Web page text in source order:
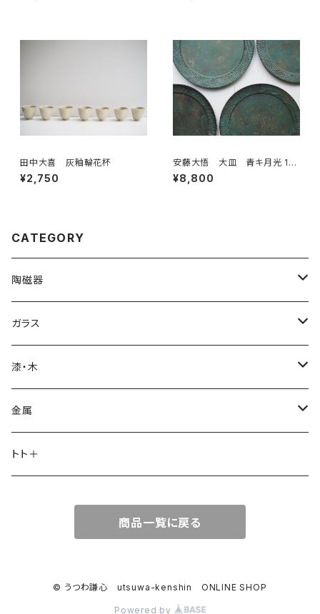
田中大喜 灰釉輪花杯
¥2,750
安藤大悟 大皿 青キ月光 1～
4
¥8,800
CATEGORY
陶磁器
片瀬和宏 kazuhiro katase
急須・ポット
マグカップ、カップ＆ソーサー
橋本忍 shinobu hashimoto
マグカップ
皿
岡崎慧佑 keisuke okazaki
茶壺・急須・ポット
村上祐仁 yuji murakami
池田麻人 asato ikeda
ぐい呑み・盃・ロックグラス
小林千恵 chie kobayashi
ガラス
glass atelier えむに
鈴木努 tsutomu suzuki
漆・木
塗師・中野知昭 tomoaki nakano
加藤育子 ikuko kato
金属
小西光裕mitsuhiro konishi
Coffee measure
トト＋
商品一覧に戻る
© うつわ謙心 utsuwa-kenshin ONLINE SHOP
Powered by